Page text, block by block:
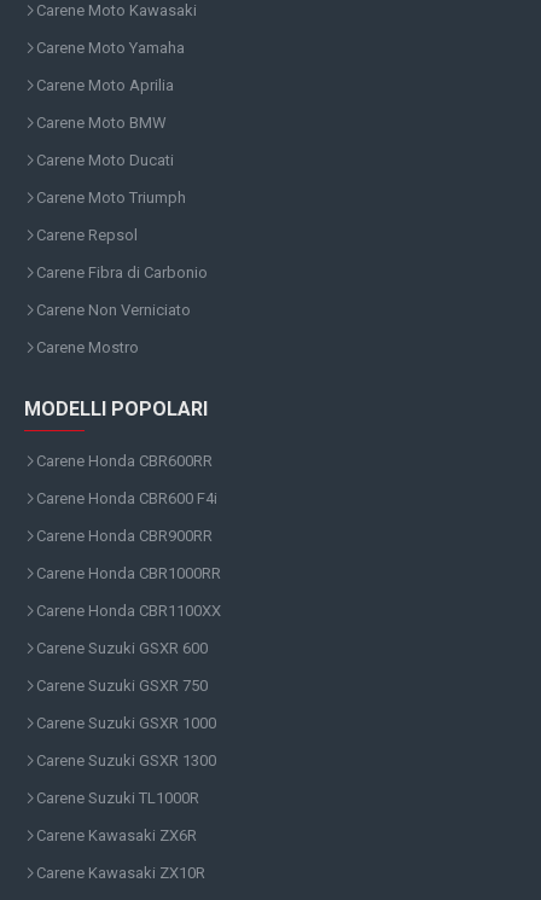
Carene Moto Kawasaki
Carene Moto Yamaha
Carene Moto Aprilia
Carene Moto BMW
Carene Moto Ducati
Carene Moto Triumph
Carene Repsol
Carene Fibra di Carbonio
Carene Non Verniciato
Carene Mostro
MODELLI POPOLARI
Carene Honda CBR600RR
Carene Honda CBR600 F4i
Carene Honda CBR900RR
Carene Honda CBR1000RR
Carene Honda CBR1100XX
Carene Suzuki GSXR 600
Carene Suzuki GSXR 750
Carene Suzuki GSXR 1000
Carene Suzuki GSXR 1300
Carene Suzuki TL1000R
Carene Kawasaki ZX6R
Carene Kawasaki ZX10R